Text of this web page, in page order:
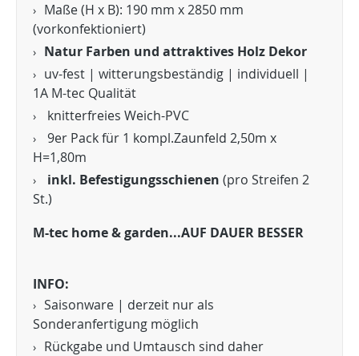
Maße (H x B): 190 mm x 2850 mm
(vorkonfektioniert)
Natur Farben und attraktives Holz Dekor
uv-fest | witterungsbeständig | individuell |
1A M-tec Qualität
knitterfreies Weich-PVC
9er Pack für 1 kompl.Zaunfeld 2,50m x
H=1,80m
inkl. Befestigungsschienen (pro Streifen 2
St.)
M-tec home & garden...AUF DAUER BESSER
INFO:
Saisonware | derzeit nur als
Sonderanfertigung möglich
Rückgabe und Umtausch sind daher